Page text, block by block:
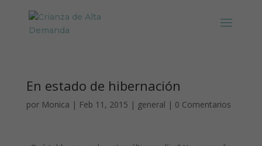
En estado de hibernación
por Monica | Feb 11, 2015 | general | 0 Comentarios